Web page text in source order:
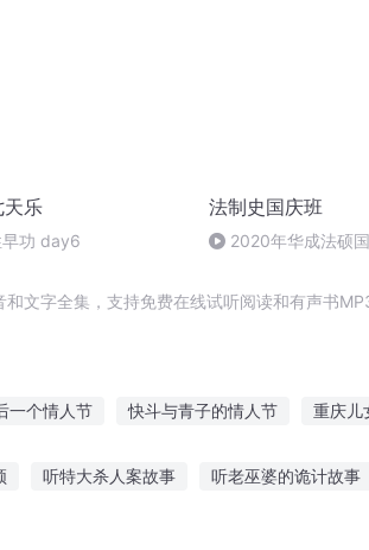
天乐
早功 day6
法制史国庆班
2020年华成法硕
文字全集，支持免费在线试听阅读和有声书
一个情人节 快斗与青子的情人节 重庆儿
听特大杀人案故事 听老巫婆的诡计故事